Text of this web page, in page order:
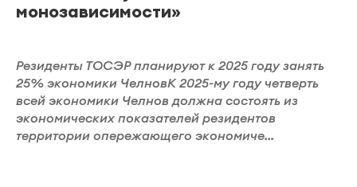
монозависимости»
Резиденты ТОСЭР планируют к 2025 году занять
25% экономики ЧелновК 2025-му году четверть
всей экономики Челнов должна состоять из
экономических показателей резидентов
территории опережающего экономиче...